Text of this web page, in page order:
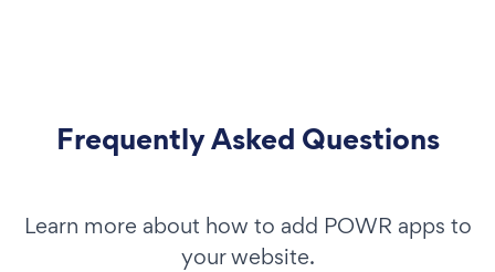
Frequently Asked Questions
Learn more about how to add POWR apps to
your website.